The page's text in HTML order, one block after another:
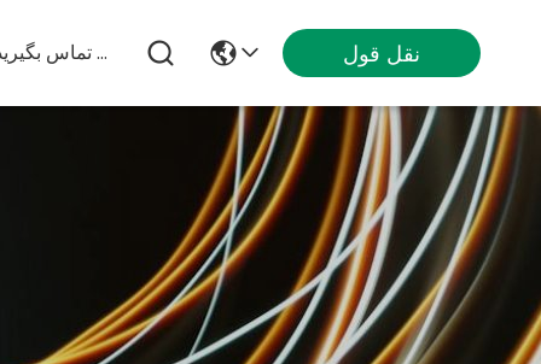
با ما تماس بگیرید نقل قول